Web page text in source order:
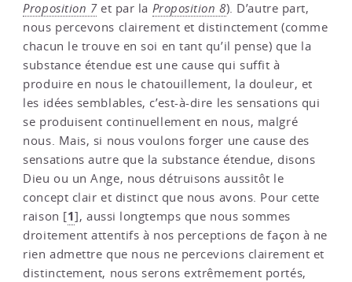
Proposition 7et par la Proposition 8). D’autre part,
nous percevons clairement et distinctement (comme
chacun le trouve en soi en tant qu’il pense) que la
substance étendue est une cause qui suffit à
produire en nous le chatouillement, la douleur, et
les idées semblables, c’est-à-dire les sensations qui
se produisent continuellement en nous, malgré
nous. Mais, si nous voulons forger une cause des
sensations autre que la substance étendue, disons
Dieu ou un Ange, nous détruisons aussitôt le
concept clair et distinct que nous avons. Pour cette
raison [1], aussi longtemps que nous sommes
droitement attentifs à nos perceptions de façon à ne
rien admettre que nous ne percevions clairement et
distinctement, nous serons extrêmement portés,